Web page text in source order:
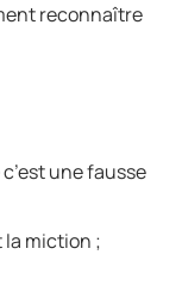
reconnaître
une fausse
miction ;